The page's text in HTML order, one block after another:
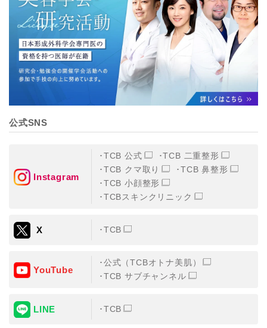
TCBグループは、取り扱う個人情報を、厳正な管理の下
に蓄積・保管し、当該個人情報への不正アクセス・紛
失・破壊・改ざんおよび漏洩等を防止するため、必要か
つ適切な組織的・人的・物理的・技術的防御措置を講じ
ます。
【個人情報の共同利用について】
TCBグループは、【利用目的】達成に必要な範囲で、取
得情報を共同して利用することがあります。
なお、共同利用にあたっては、一般社団法人メディカル
す。
一般社団法人メディカルアライアンス
①共同して利用される情報
②共同して利用する者の範囲
③共同利用する者の利用目的
【外部委託について】
公式SNS
Instagram
TCB 公式
TCB 二重整形
TCB クマ取り
TCB 鼻整形
TCB 小顔整形
TCBスキンクリニック
X TCB
YouTube
公式（TCBオトナ美肌）
TCB サブチャンネル
LINE TCB